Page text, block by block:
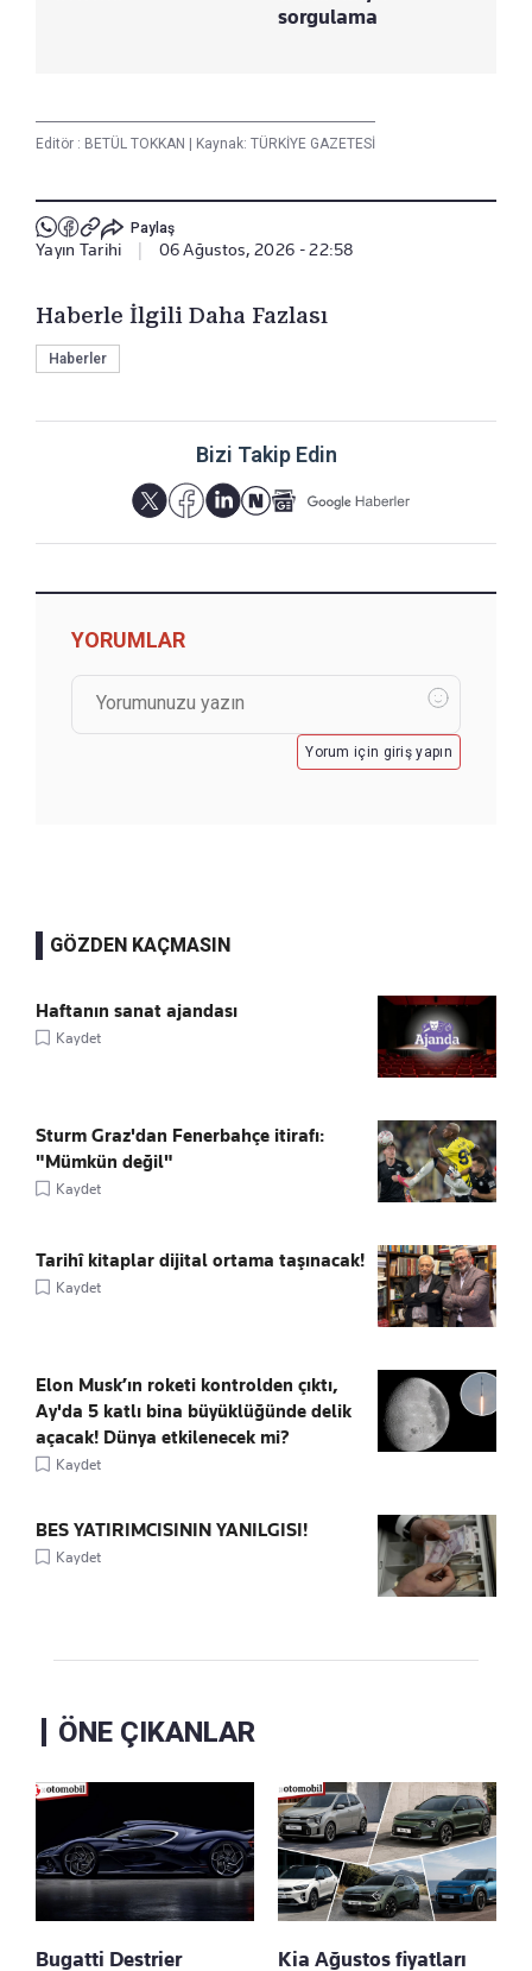
sorgulama
Editör : BETÜL TOKKAN | Kaynak: TÜRKİYE GAZETESİ
Paylaş
Yayın Tarihi 06 Ağustos, 2026 - 22:58
Haberle İlgili Daha Fazlası
Haberler
Bizi Takip Edin
YORUMLAR
Yorum için giriş yapın
GÖZDEN KAÇMASIN
Haftanın sanat ajandası
Kaydet
Sturm Graz'dan Fenerbahçe itirafı:
"Mümkün değil"
Kaydet
Tarihî kitaplar dijital ortama taşınacak!
Kaydet
Elon Musk’ın roketi kontrolden çıktı,
Ay'da 5 katlı bina büyüklüğünde delik
açacak! Dünya etkilenecek mi?
Kaydet
BES YATIRIMCISININ YANILGISI!
Kaydet
ÖNE ÇIKANLAR
Bugatti Destrier Kia Ağustos fiyatları